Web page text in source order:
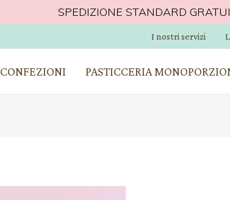
SPEDIZIONE STANDARD
I nostri servizi
CONFEZIONI PASTICCERIA